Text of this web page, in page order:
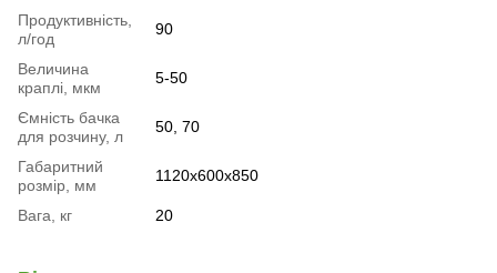
Продуктивність,
л/год
90
Величина
краплі, мкм
5-50
Ємність бачка
для розчину, л
50, 70
Габаритний
розмір, мм
1120х600х850
Вага, кг 20